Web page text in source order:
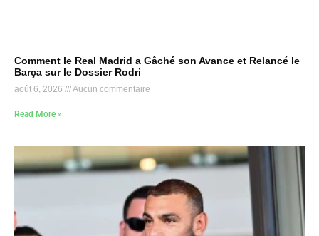
Comment le Real Madrid a Gâché son Avance et Relancé le
Barça sur le Dossier Rodri
août 6, 2026 Aucun commentaire
Read More »